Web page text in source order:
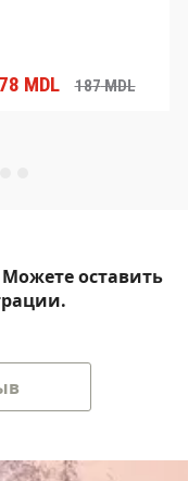
MDL 187MDL
оставить